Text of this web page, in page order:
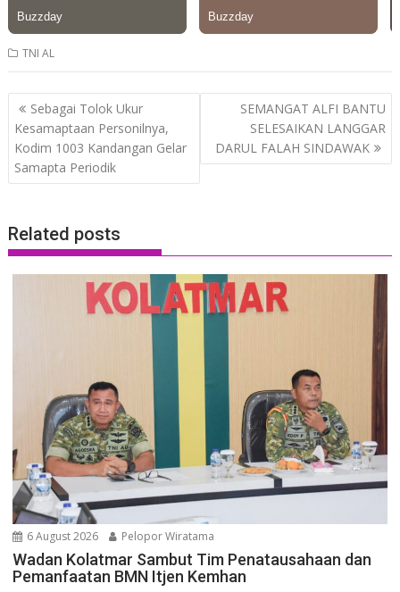
TNI AL
Post
navigation
Sebagai Tolok Ukur
Kesamaptaan Personilnya,
Kodim 1003 Kandangan Gelar
Samapta Periodik
SEMANGAT ALFI BANTU
SELESAIKAN LANGGAR
DARUL FALAH SINDAWAK
Related posts
6 August 2026 Pelopor Wiratama
Wadan Kolatmar Sambut Tim Penatausahaan dan
Pemanfaatan BMN Itjen Kemhan